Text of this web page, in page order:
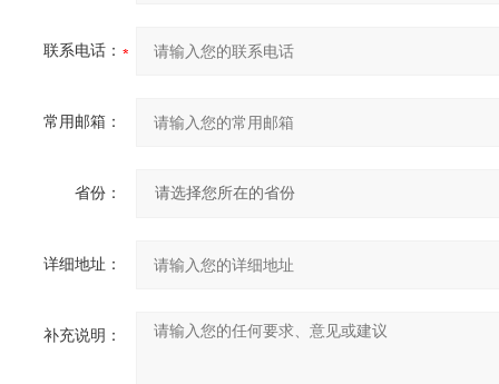
联系电话：
常用邮箱：
省份：
详细地址：
补充说明：